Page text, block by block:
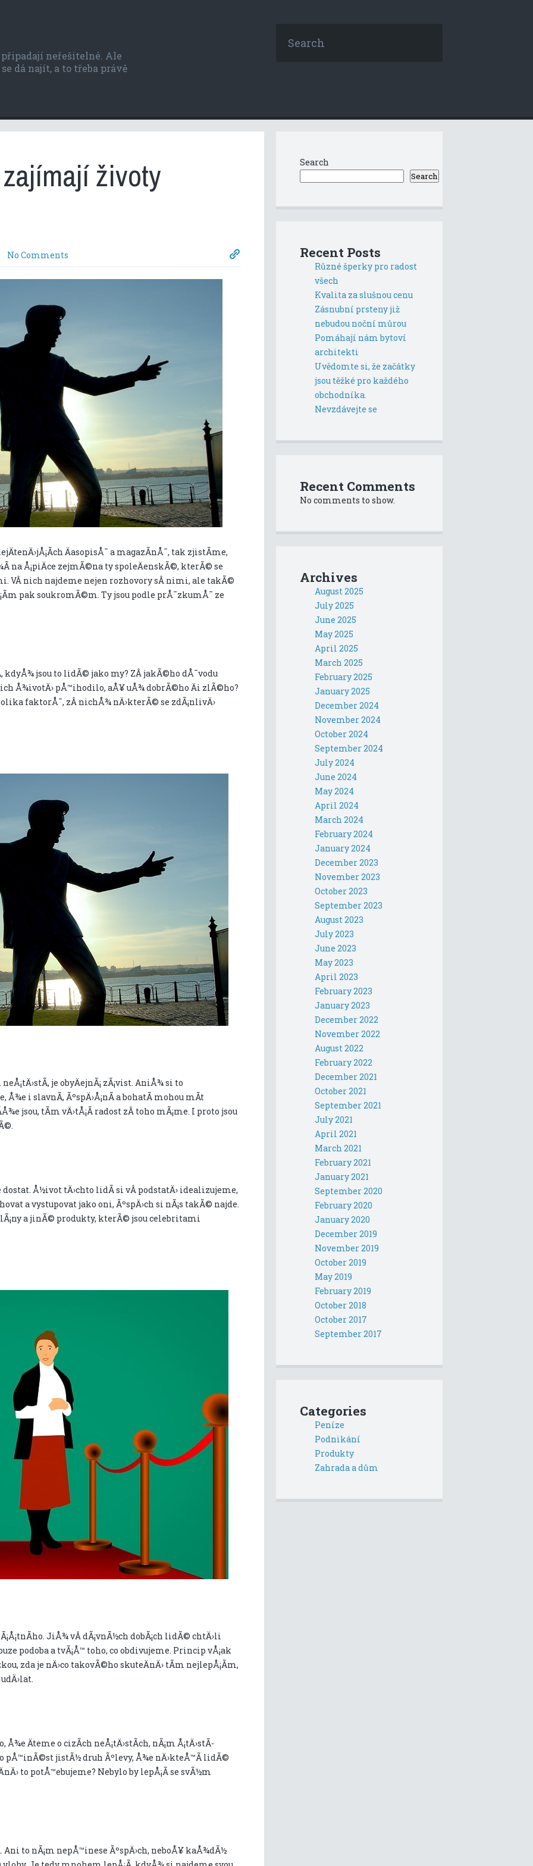
neřešitelné. Ale
dá najít, a to třeba právě
životy
No Comments
ÄasopisÅ¯ a magazÃ­nÅ¯, tak zjistÃ­me,
na Å¡piÄce zejmÃ©na ty spoleÄenskÃ©, kterÃ© se
VÂ nich najdeme nejen rozhovory sÂ nimi, ale takÃ©
pak soukromÃ©m. Ty jsou podle prÅ¯zkumÅ¯ ze
kdyÅ¾ jsou to lidÃ© jako my? ZÂ jakÃ©ho dÅ¯vodu
Å¾ivotÄ› pÅ™ihodilo, aÅ¥ uÅ¾ dobrÃ©ho Äi zlÃ©ho?
faktorÅ¯, zÂ nichÅ¾ nÄ›kterÃ© se zdÃ¡nlivÄ›
je obyÄejnÃ¡ zÃ¡vist. AniÅ¾ si to
Å¾e i slavnÃ­, ÃºspÄ›Å¡nÃ­ a bohatÃ­ mohou mÃ­t
jsou, tÃ­m vÄ›tÅ¡Ã­ radost zÂ toho mÃ¡me. I proto jsou
dostat. Å½ivot tÄ›chto lidÃ­ si vÂ podstatÄ› idealizujeme,
a vystupovat jako oni, ÃºspÄ›ch si nÃ¡s takÃ© najde.
a jinÃ© produkty, kterÃ© jsou celebritami
JiÅ¾ vÂ dÃ¡vnÃ½ch dobÃ¡ch lidÃ© chtÄ›li
podoba a tvÃ¡Å™ toho, co obdivujeme. Princip vÅ¡ak
zda je nÄ›co takovÃ©ho skuteÄnÄ› tÃ­m nejlepÅ¡Ã­m,
Äteme o cizÃ­ch neÅ¡tÄ›stÃ­ch, nÃ¡m Å¡tÄ›stÃ­
pÅ™inÃ©st jistÃ½ druh Ãºlevy, Å¾e nÄ›kteÅ™Ã­ lidÃ©
to potÅ™ebujeme? Nebylo by lepÅ¡Ã­ se svÃ½m
Ani to nÃ¡m nepÅ™inese ÃºspÄ›ch, neboÅ¥ kaÅ¾dÃ½
Search
Search
Recent Posts
Různé šperky pro radost
všech
Kvalita za slušnou cenu
Zásnubní prsteny již
nebudou noční můrou
Pomáhají nám bytoví
architekti
Uvědomte si, že začátky
jsou těžké pro každého
obchodníka.
Nevzdávejte se
Recent Comments
No comments to show.
Archives
August 2025
July 2025
June 2025
May 2025
April 2025
March 2025
February 2025
January 2025
December 2024
November 2024
October 2024
September 2024
July 2024
June 2024
May 2024
April 2024
March 2024
February 2024
January 2024
December 2023
November 2023
October 2023
September 2023
August 2023
July 2023
June 2023
May 2023
April 2023
February 2023
January 2023
December 2022
November 2022
August 2022
February 2022
December 2021
October 2021
September 2021
July 2021
April 2021
March 2021
February 2021
January 2021
September 2020
February 2020
January 2020
December 2019
November 2019
October 2019
May 2019
February 2019
October 2018
October 2017
September 2017
Categories
Peníze
Podnikání
Produkty
Zahrada a dům